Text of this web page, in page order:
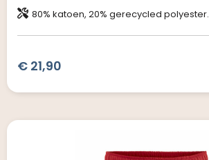
80% katoen, 20% gerecycled polyester.
€ 21,90